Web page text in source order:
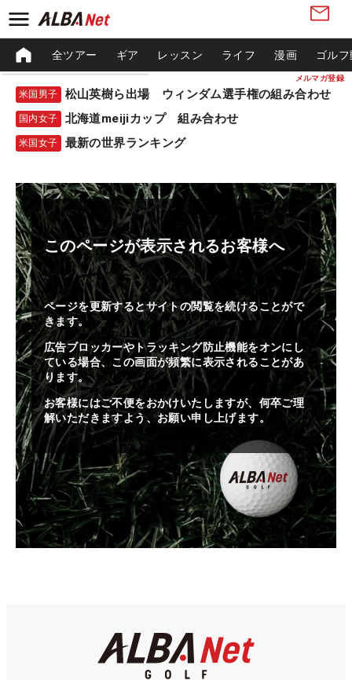
メルマガ登録
全ツアー ギア レッスン ライフ 漫画 ゴル
米国男子 松山英樹ら出場 ウィンダム選手権の組み合わせ
国内女子 北海道meijiカップ 組み合わせ
米国女子 最新の世界ランキング
このページが表示されるお客様へ
ページを更新するとサイトの閲覧を続けることがで
きます。
広告ブロッカーやトラッキング防止機能をオンにし
ている場合、この画面が頻繁に表示されることがあ
ります。
お客様にはご不便をおかけいたしますが、何卒ご理
解いただきますよう、お願い申し上げます。